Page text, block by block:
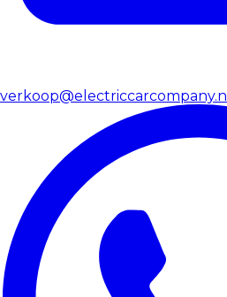
verkoop@electriccarcompany.nl